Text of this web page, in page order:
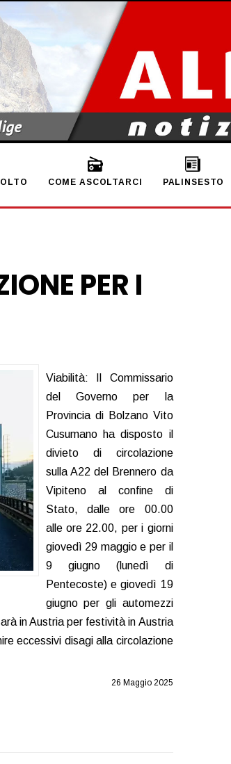
COME ASCOLTARCI PALINSESTO
PER I
Viabilità: Il Commissario
del Governo per la
Provincia di Bolzano Vito
Cusumano ha disposto il
divieto di circolazione
sulla A22 del Brennero da
Vipiteno al confine di
Stato, dalle ore 00.00
alle ore 22.00, per i giorni
giovedì 29 maggio e per il
9 giugno (lunedì di
Pentecoste) e giovedì 19
giugno per gli automezzi
in Austria per festività in Austria
eccessivi disagi alla circolazione
26 Maggio 2025